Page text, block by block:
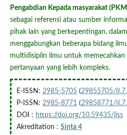
Pengabdian Kepada masyarakat
sebagai referensi atau sumber
pihak lain yang berkepentingan.
menggabungkan beberapa bidang
multidisiplin ilmu untuk memecahkan
pertanyaan yang lebih kompleks.
E-ISSN: 2985-5705(29855705/
P-ISSN: 2985-8771 (29858771/
DOI : https://doi.org/10.59435/jiss
Akreditation : Sinta 4